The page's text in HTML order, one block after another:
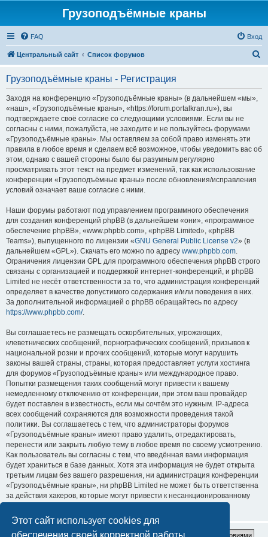
Этот сайт использует cookies для
обеспечения своей корректной работы.
Грузоподъёмные краны
FAQ Вход
Центральный сайт Список форумов
Грузоподъёмные краны - Регистрация
Заходя на конференцию «Грузоподъёмные краны» (в дальнейшем «мы»,
«наш», «Грузоподъёмные краны», «https://forum.portalkran.ru»), вы
подтверждаете своё согласие со следующими условиями. Если вы не
согласны с ними, пожалуйста, не заходите и не пользуйтесь форумами
«Грузоподъёмные краны». Мы оставляем за собой право изменять эти
правила в любое время и сделаем всё возможное, чтобы уведомить вас об
этом, однако с вашей стороны было бы разумным регулярно
просматривать этот текст на предмет изменений, так как использование
конференции «Грузоподъёмные краны» после обновления/исправления
условий означает ваше согласие с ними.
Наши форумы работают под управлением программного обеспечения
для создания конференций phpBB (в дальнейшем «они», «программное
обеспечение phpBB», «www.phpbb.com», «phpBB Limited», «phpBB
Teams»), выпущенного по лицензии «GNU General Public License v2» (в
дальнейшем «GPL»). Скачать его можно по адресу www.phpbb.com.
Ограничения лицензии GPL для программного обеспечения phpBB строго
связаны с организацией и поддержкой интернет-конференций, и phpBB
Limited не несёт ответственности за то, что администрация конференций
определяет в качестве допустимого содержания и/или поведения в них.
За дополнительной информацией о phpBB обращайтесь по адресу
https://www.phpbb.com/.
Вы соглашаетесь не размещать оскорбительных, угрожающих,
клеветнических сообщений, порнографических сообщений, призывов к
национальной розни и прочих сообщений, которые могут нарушить
законы вашей страны, страны, которая предоставляет услуги хостинга
для форумов «Грузоподъёмные краны» или международное право.
Попытки размещения таких сообщений могут привести к вашему
немедленному отключению от конференции, при этом ваш провайдер
будет поставлен в известность, если мы сочтём это нужным. IP-адреса
всех сообщений сохраняются для возможности проведения такой
политики. Вы соглашаетесь с тем, что администраторы форумов
«Грузоподъёмные краны» имеют право удалить, отредактировать,
перенести или закрыть любую тему в любое время по своему усмотрению.
Как пользователь вы согласны с тем, что введённая вами информация
будет храниться в базе данных. Хотя эта информация не будет открыта
третьим лицам без вашего разрешения, ни администрация конференции
«Грузоподъёмные краны», ни phpBB Limited не может быть ответственна
за действия хакеров, которые могут привести к несанкционированному